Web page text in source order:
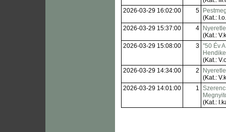
2026-03-29 16:02:00
5
(Kat.:
2026-03-29 15:37:00
4
(Kat.:
2026-03-29 15:08:00
3 "50 Év
(Kat.:
2026-03-29 14:34:00
2
(Kat.:
2026-03-29 14:01:00
1
(Kat.: